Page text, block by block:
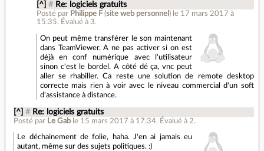
[^] # Re: logiciels gratuits
Posté par Philippe F(site web personnel ) le 17 mars 2017 à
15:35. Évalué à 3.
On peut même transférer le son maintenant
dans TeamViewer. A ne pas activer si on est
déjà en conf numérique avec l'utilisateur
sinon c'est le bordel. A côté dé ça, vnc peut
aller se rhabiller. Ca reste une solution de remote desktop
correcte mais rien à voir avec le niveau commercial d'un soft
d'assistance à distance.
[^] # Re: logiciels gratuits
Posté par Le Gab le 15 mars 2017 à 17:34. Évalué à 2.
Le déchainement de folie, haha. J'en ai jamais eu
autant, même sur des sujets politiques. :)